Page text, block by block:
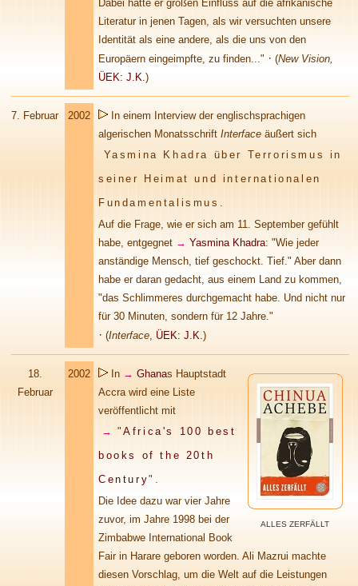
Dabei hatte er großen Einfluss auf die afrikanische
Literatur in jenen Tagen, als wir versuchten unsere
Identität als eine andere, als die uns von den
Europäern eingeimpfte, zu finden..." · (New Vision,
ÜEK: J.K.)
7. Februar 2002
In einem Interview der englischsprachigen
algerischen Monatsschrift Interface äußert sich
Yasmina Khadra über Terrorismus in
seiner Heimat und internationalen
Fundamentalismus .
Auf die Frage, wie er sich am 11. September gefühlt
habe, entgegnet → Yasmina Khadra: "Wie jeder
anständige Mensch, tief geschockt. Tief." Aber dann
habe er daran gedacht, aus einem Land zu kommen,
"das Schlimmeres durchgemacht habe. Und nicht nur
für 30 Minuten, sondern für 12 Jahre."
· (Interface, ÜEK: J.K.)
18.
Februar
2002
ALLES ZERFÄLLT
In → Ghanas Hauptstadt
Accra wird eine Liste
veröffentlicht mit
→ "Africa's 100 best
books of the 20th
Century" .
Die Idee dazu war vier Jahre
zuvor, im Jahre 1998 bei der
Zimbabwe International Book
Fair in Harare geboren worden. Ali Mazrui machte
diesen Vorschlag, um die Welt auf die Leistungen